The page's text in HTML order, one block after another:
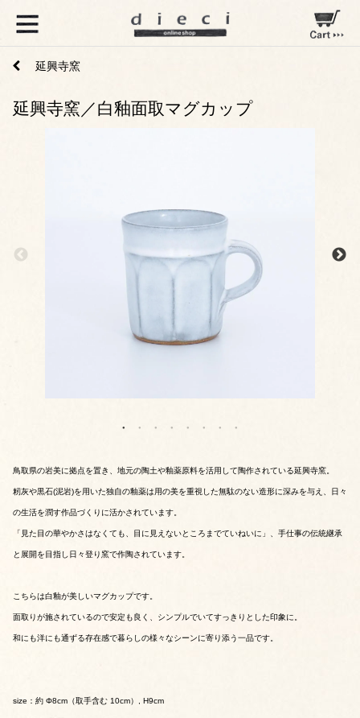
延興寺窯
延興寺窯／白釉面取マグカップ
鳥取県の岩美に拠点を置き、地元の陶土や釉薬原料を活用して陶作されている延興寺窯。
籾灰や黒石(泥岩)を用いた独自の釉薬は用の美を重視した無駄のない造形に深みを与え、日々
の生活を潤す作品づくりに活かされています。
「見た目の華やかさはなくても、目に見えないところまでていねいに」、手仕事の伝統継承
と展開を目指し日々登り窯で作陶されています。
こちらは白釉が美しいマグカップです。
面取りが施されているので安定も良く、シンプルでいてすっきりとした印象に。
和にも洋にも通ずる存在感で暮らしの様々なシーンに寄り添う一品です。
size：約 Φ8cm（取手含む 10cm）, H9cm